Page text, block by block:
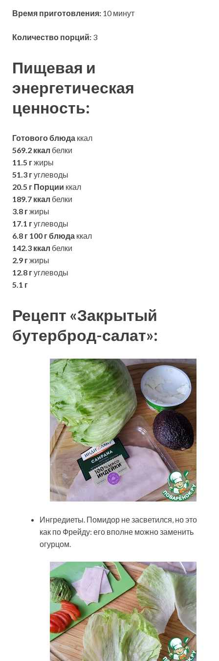
Время приготовления: 10 минут
Количество порций: 3
Пищевая и
энергетическая
ценность:
Готового блюда ккал
569.2 ккал белки
11.5 гжиры
51.3 гуглеводы
20.5 г Порции ккал
189.7 ккал белки
3.8 гжиры
17.1 гуглеводы
6.8 г 100 г блюда ккал
142.3 ккал белки
2.9 гжиры
12.8 гуглеводы
5.1 г
Рецепт «Закрытый
бутерброд-салат»:
Ингредиеты. Помидор не засветился, но это
как по Фрейду: его вполне можно заменить
огурцом.